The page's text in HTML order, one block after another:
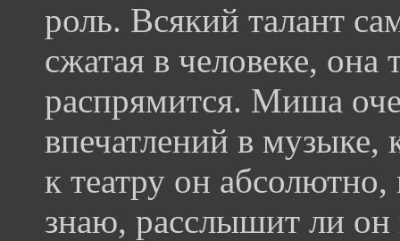
роль. Всякий талант
сжатая в человеке, она
распрямится. Миша
впечатлений в музыке,
к театру он абсолютно,
знаю, расслышит ли он